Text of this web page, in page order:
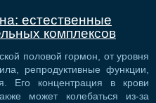
естественные
комплексов
половой гормон, от уровня
репродуктивные функции,
Его концентрация в крови
может колебаться из-за